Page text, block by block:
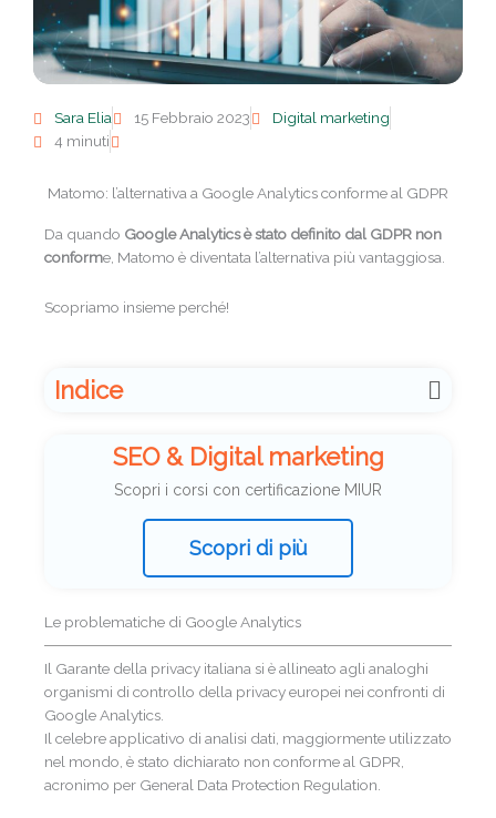
Sara Elia 15 Febbraio 2023
Digital marketing
4 minuti
Matomo: l’alternativa a Google Analytics conforme al GDPR
Da quando Google Analytics è stato definito dal GDPR non
conforme, Matomo è diventata l’alternativa più vantaggiosa.
Scopriamo insieme perché!
Indice
SEO & Digital marketing
Scopri i corsi con certificazione MIUR
Scopri di più
Le problematiche di Google Analytics
Il Garante della privacy italiana si è allineato agli analoghi
organismi di controllo della privacy europei nei confronti di
Google Analytics.
Il celebre applicativo di analisi dati, maggiormente utilizzato
nel mondo, è stato dichiarato non conforme al GDPR,
acronimo per General Data Protection Regulation.